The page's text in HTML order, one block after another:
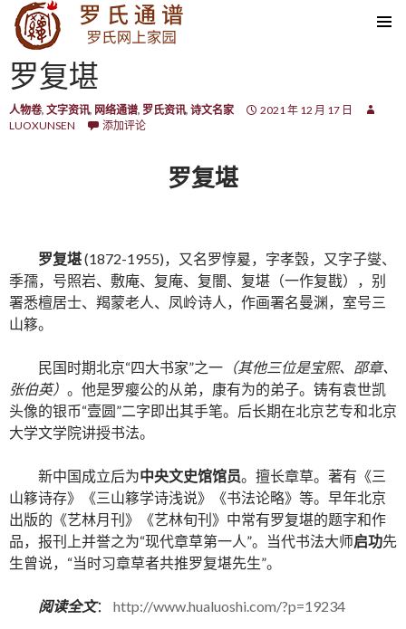
SKIP TO CONTENT
罗复堪
人物卷, 文字资讯, 网络通谱, 罗氏资讯, 诗文名家
2021 年 12 月 17 日
LUOXUNSEN
添加评论
罗复堪
罗复堪(1872-1955)，又名罗惇㬊，字孝瑴，又字子燮、
季孺，号照岩、敷庵、复庵、复闇、复堪（一作复戡），别
署悉檀居士、羯蒙老人、凤岭诗人，作画署名曼渊，室号三
山簃。
民国时期北京“四大书家”之一 （其他三位是宝熙、邵章、
张伯英） 。他是罗瘿公的从弟，康有为的弟子。铸有袁世凯
头像的银币“壹圆”二字即出其手笔。后长期在北京艺专和北京
大学文学院讲授书法。
新中国成立后为中央文史馆馆员。擅长章草。著有《三
山簃诗存》《三山簃学诗浅说》《书法论略》等。早年北京
出版的《艺林月刊》《艺林旬刊》中常有罗复堪的题字和作
品，报刊上并誉之为“现代章草第一人”。当代书法大师启功先
生曾说，“当时习章草者共推罗复堪先生”。
阅读全文： http://www.hualuoshi.com/?p=19234